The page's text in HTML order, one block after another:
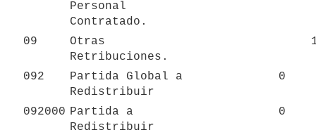
Personal
Contratado.
09
Otras
Retribuciones.
092
Partida Global a
Redistribuir
0
092000 Partida a
Redistribuir
0